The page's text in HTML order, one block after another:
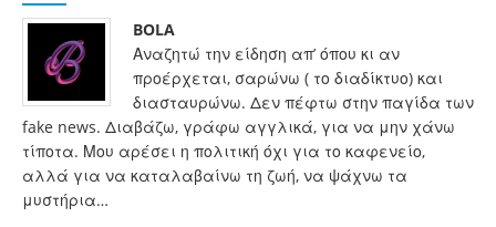
BOLA
Αναζητώ την είδηση απ’ όπου κι αν
προέρχεται, σαρώνω ( το διαδίκτυο) και
διασταυρώνω. Δεν πέφτω στην παγίδα των
fake news. Διαβάζω, γράφω αγγλικά, για να μην χάνω
τίποτα. Μου αρέσει η πολιτική όχι για το καφενείο,
αλλά για να καταλαβαίνω τη ζωή, να ψάχνω τα
μυστήρια…